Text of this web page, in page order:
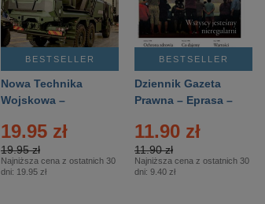
BESTSELLER
Nowa Technika
Wojskowa –
19.95 zł
19.95 zł
Najniższa cena z ostatnich 30
dni: 19.95 zł
BESTSELLER
Dziennik Gazeta
Prawna – Eprasa –
11.90 zł
11.90 zł
Najniższa cena z ostatnich 30
dni: 9.40 zł